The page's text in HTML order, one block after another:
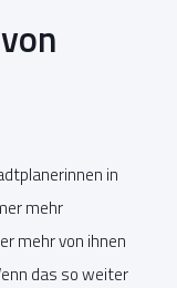
in
mehr
mehr von ihnen
das so weiter